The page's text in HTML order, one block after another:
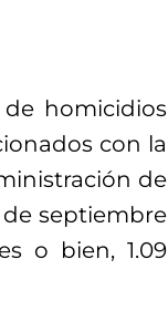
homicidios
con la
de
de septiembre
o bien, 1.09